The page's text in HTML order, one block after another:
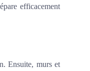
efficacement
Ensuite, murs et